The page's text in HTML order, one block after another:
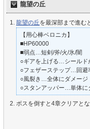
龍望の丘
龍望の丘を最深部まで進む
【用心棒ベロニカ】
■HP60000
■弱点…短剣/斧/火/氷/闇
○ギアを上げる…シールド
○フェザーステップ…回避
○風裂き…全体にダメージ
○スタンアッパー…単体に
ボスを倒すと4章クリアとな